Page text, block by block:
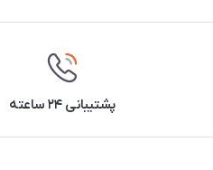
پشتیبانی ۲۴ ساعته